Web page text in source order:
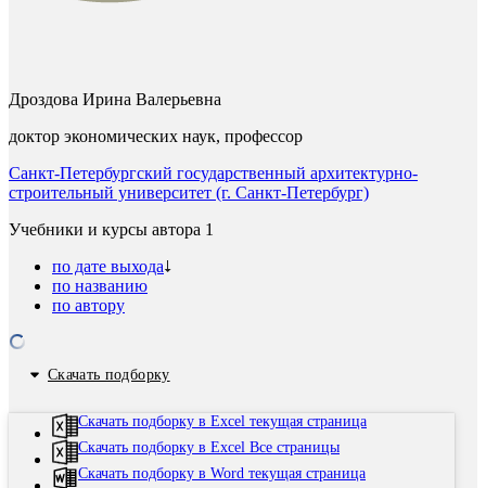
Дроздова Ирина Валерьевна
доктор экономических наук, профессор
Санкт-Петербургский государственный архитектурно-
строительный университет (г. Санкт-Петербург)
Учебники и курсы автора 1
по дате выхода
по названию
по автору
Скачать подборку
Скачать подборку в Excel текущая страница
Скачать подборку в Excel Все страницы
Скачать подборку в Word текущая страница